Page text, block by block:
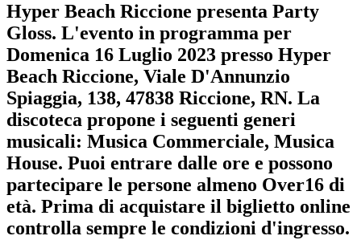
Hyper Beach Riccione presenta Party
Gloss. L'evento in programma per
Domenica 16 Luglio 2023 presso Hyper
Beach Riccione, Viale D'Annunzio
Spiaggia, 138, 47838 Riccione, RN. La
discoteca propone i seguenti generi
musicali: Musica Commerciale, Musica
House. Puoi entrare dalle ore e possono
partecipare le persone almeno Over16 di
età. Prima di acquistare il biglietto online
controlla sempre le condizioni d'ingresso.